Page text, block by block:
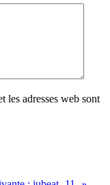
les adresses web sont